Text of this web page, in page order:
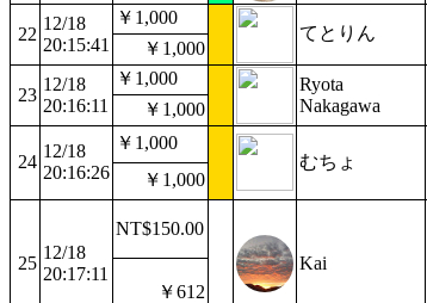
22
12/18
20:15:41
￥1,000
てとりん
￥1,000
23
12/18
20:16:11
￥1,000
Ryota
Nakagawa
￥1,000
24
12/18
20:16:26
￥1,000
むちょ
￥1,000
25
12/18
20:17:11
NT$150.00
Kai
￥612